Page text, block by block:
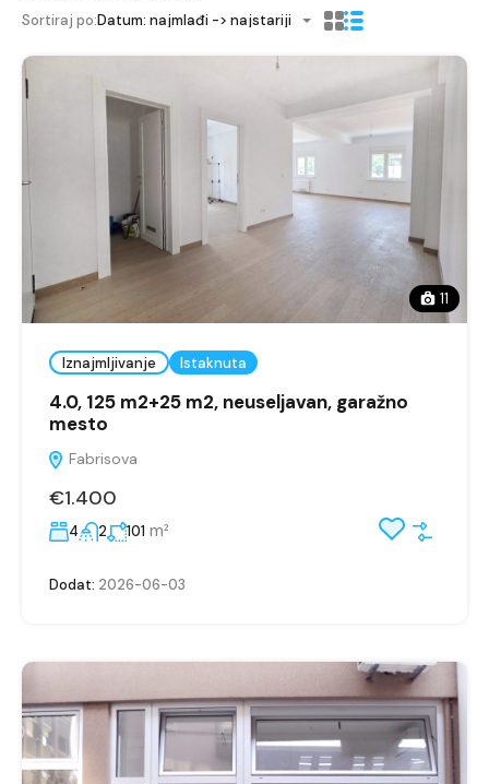
Sortiraj po:Datum: najmlađi -> najstariji
11
Iznajmljivanje Istaknuta
4.0, 125 m2+25 m2, neuseljavan, garažno
mesto
Fabrisova
€1.400
4 2 101 m²
Dodat: 2026-06-03